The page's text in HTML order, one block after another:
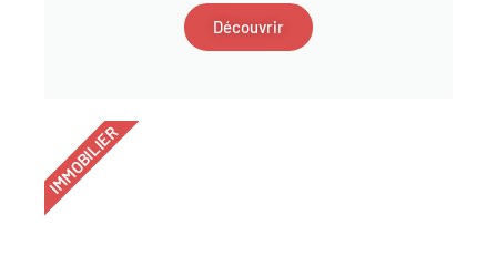
Découvrir
IMMOBILIER